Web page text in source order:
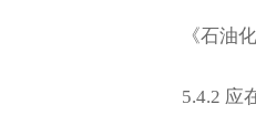
《石油
5.4.2 应